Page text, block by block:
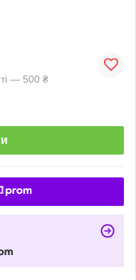
— 500 ₴